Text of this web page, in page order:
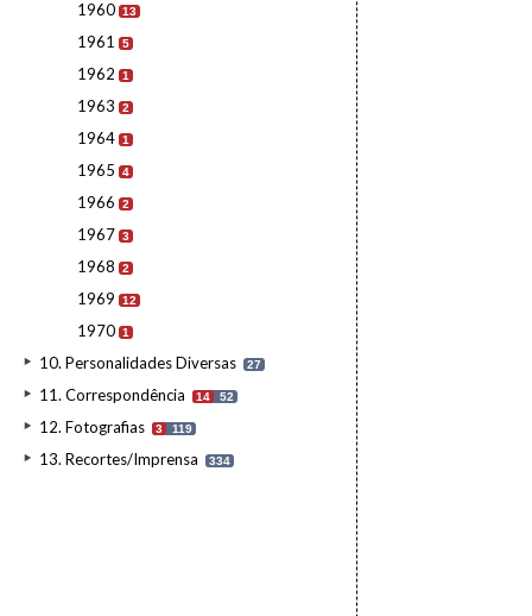
1960 13
1961 5
1962 1
1963 2
1964 1
1965 4
1966 2
1967 3
1968 2
1969 12
1970 1
10. Personalidades Diversas 27
11. Correspondência 14 52
12. Fotografias 3 119
13. Recortes/Imprensa 334